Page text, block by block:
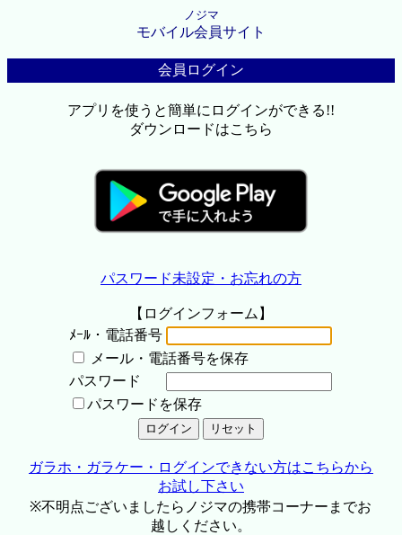
ノジマ
モバイル会員サイト
会員ログイン
アプリを使うと簡単にログインができる!!
ダウンロードはこちら
パスワード未設定・お忘れの方
【ログインフォーム】
ﾒｰﾙ・電話番号
メール・電話番号を保存
パスワード
パスワードを保存
ガラホ・ガラケー・ログインできない方はこちらから
お試し下さい
※不明点ございましたらノジマの携帯コーナーまでお
越しください。